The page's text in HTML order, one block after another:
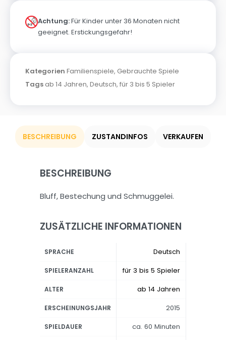
Achtung:Für Kinder unter 36 Monaten nicht
geeignet. Erstickungsgefahr!
Kategorien Familienspiele, Gebrauchte Spiele
Tags ab 14 Jahren, Deutsch, für 3 bis 5 Spieler
BESCHREIBUNG ZUSTANDINFOS VERKAUFEN
BESCHREIBUNG
Bluff, Bestechung und Schmuggelei.
ZUSÄTZLICHE INFORMATIONEN
SPRACHE Deutsch
SPIELERANZAHL für 3 bis 5 Spieler
ALTER ab 14 Jahren
ERSCHEINUNGSJAHR 2015
SPIELDAUER ca. 60 Minuten